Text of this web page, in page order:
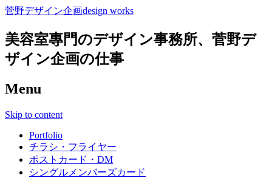
菅野デザイン企画design works
美容室專門のデザイン事務所、菅野デ
ザイン企画の仕事
Menu
Skip to content
Portfolio
チラシ・フライヤー
ポストカード・DM
シングルメンバーズカード